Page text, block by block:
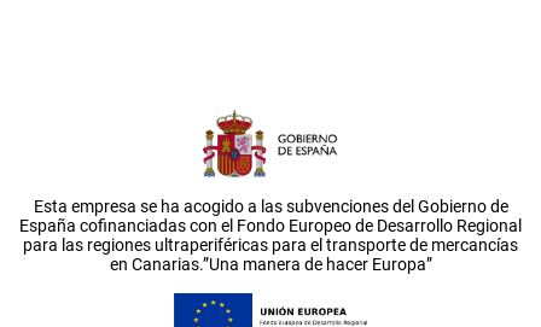
Esta empresa se ha acogido a las subvenciones del Gobierno de
España cofinanciadas con el Fondo Europeo de Desarrollo Regional
para las regiones ultraperiféricas para el transporte de mercancías
en Canarias.”Una manera de hacer Europa”